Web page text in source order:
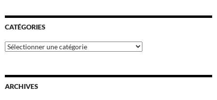
CATÉGORIES
Catégories
ARCHIVES